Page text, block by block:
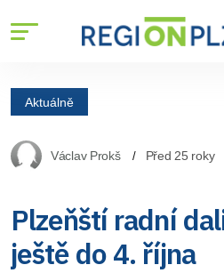
Aktuálně
Václav Prokš Před 25 roky
Plzeňští radní
ještě do 4. října